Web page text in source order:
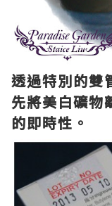
透過特別的雙
先將美白礦物
的即時性。